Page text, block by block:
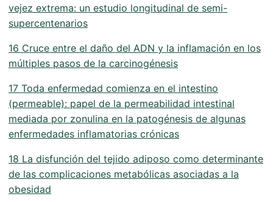
vejez extrema: un estudio longitudinal de semi-
supercentenarios
16 Cruce entre el daño del ADN y la inflamación en los
múltiples pasos de la carcinogénesis
17 Toda enfermedad comienza en el intestino
(permeable): papel de la permeabilidad intestinal
mediada por zonulina en la patogénesis de algunas
enfermedades inflamatorias crónicas
18 La disfunción del tejido adiposo como determinante
de las complicaciones metabólicas asociadas a la
obesidad